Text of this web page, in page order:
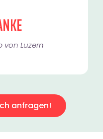
von Luzern​
anfragen!